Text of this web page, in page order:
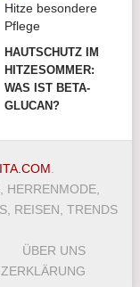
HAUTSCHUTZ IM
HITZESOMMER:
WAS IST BETA-
GLUCAN?
REISEN, TRENDS
ÜBER UNS